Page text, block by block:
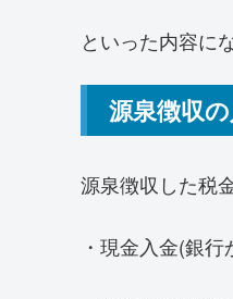
といった内容に
源泉徴収
源泉徴収した税
・現金入金(銀行